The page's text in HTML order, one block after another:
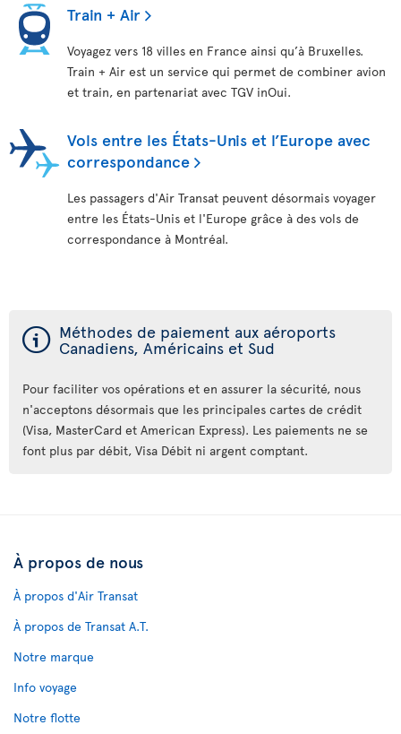
Train + Air
Voyagez vers 18 villes en France ainsi qu’à Bruxelles.
Train + Air est un service qui permet de combiner avion
et train, en partenariat avec TGV inOui.
Vols entre les États-Unis et l’Europe avec
correspondance
Les passagers d'Air Transat peuvent désormais voyager
entre les États-Unis et l'Europe grâce à des vols de
correspondance à Montréal.
ý Méthodes de paiement aux aéroports
Canadiens, Américains et Sud
Pour faciliter vos opérations et en assurer la sécurité, nous
n'acceptons désormais que les principales cartes de crédit
(Visa, MasterCard et American Express). Les paiements ne se
font plus par débit, Visa Débit ni argent comptant.
À propos de nous
À propos d'Air Transat
À propos de Transat A.T.
Notre marque
Info voyage
Notre flotte